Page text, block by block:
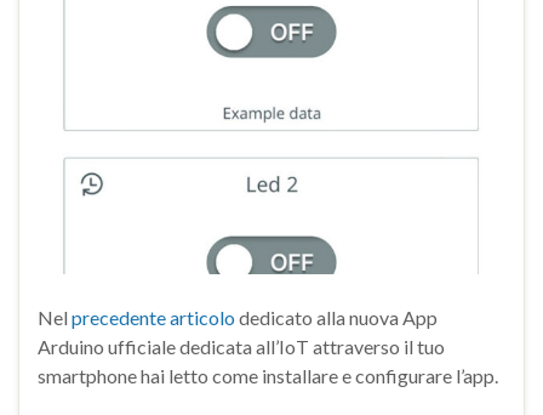
Nel precedente articolo dedicato alla nuova App
Arduino ufficiale dedicata all’IoT attraverso il tuo
smartphone hai letto come installare e configurare l’app.